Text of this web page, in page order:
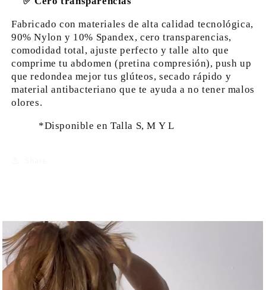
Fabricado con materiales de alta calidad tecnológica,
90% Nylon y 10% Spandex, cero transparencias,
comodidad total, ajuste perfecto y talle alto que
comprime tu abdomen (pretina compresión), push up
que redondea mejor tus glúteos, secado rápido y
material antibacteriano que te ayuda a no tener malos
olores.
*Disponible en Talla S, M Y L